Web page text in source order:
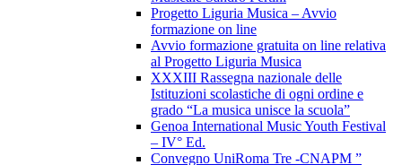
Progetto Liguria Musica – Avvio
formazione on line
Avvio formazione gratuita on line relativa
al Progetto Liguria Musica
XXXIII Rassegna nazionale delle
Istituzioni scolastiche di ogni ordine e
grado “La musica unisce la scuola”
Genoa International Music Youth Festival
– IV° Ed.
Convegno UniRoma Tre -CNAPM ”